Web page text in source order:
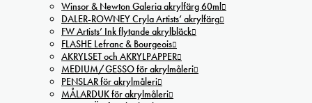
Winsor & Newton Galeria akrylfärg 60ml
DALER-ROWNEY Cryla Artists’ akrylfärg
FW Artists’ Ink flytande akrylbläck
FLASHE Lefranc & Bourgeois
AKRYLSET och AKRYLPAPPER
MEDIUM/GESSO för akrylmåleri
PENSLAR för akrylmåleri
MÅLARDUK för akrylmåleri